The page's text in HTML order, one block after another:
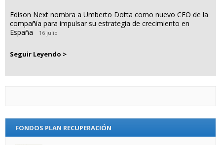
Edison Next nombra a Umberto Dotta como nuevo CEO de la
compañía para impulsar su estrategia de crecimiento en
España
16 julio
Seguir Leyendo >
FONDOS PLAN RECUPERACIÓN